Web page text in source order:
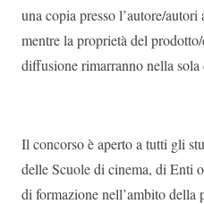
una copia presso l’autore/
mentre la proprietà del
diffusione rimarranno nella
Il concorso è aperto a tutti gli
delle Scuole di cinema, di Enti
di formazione nell’ambito della